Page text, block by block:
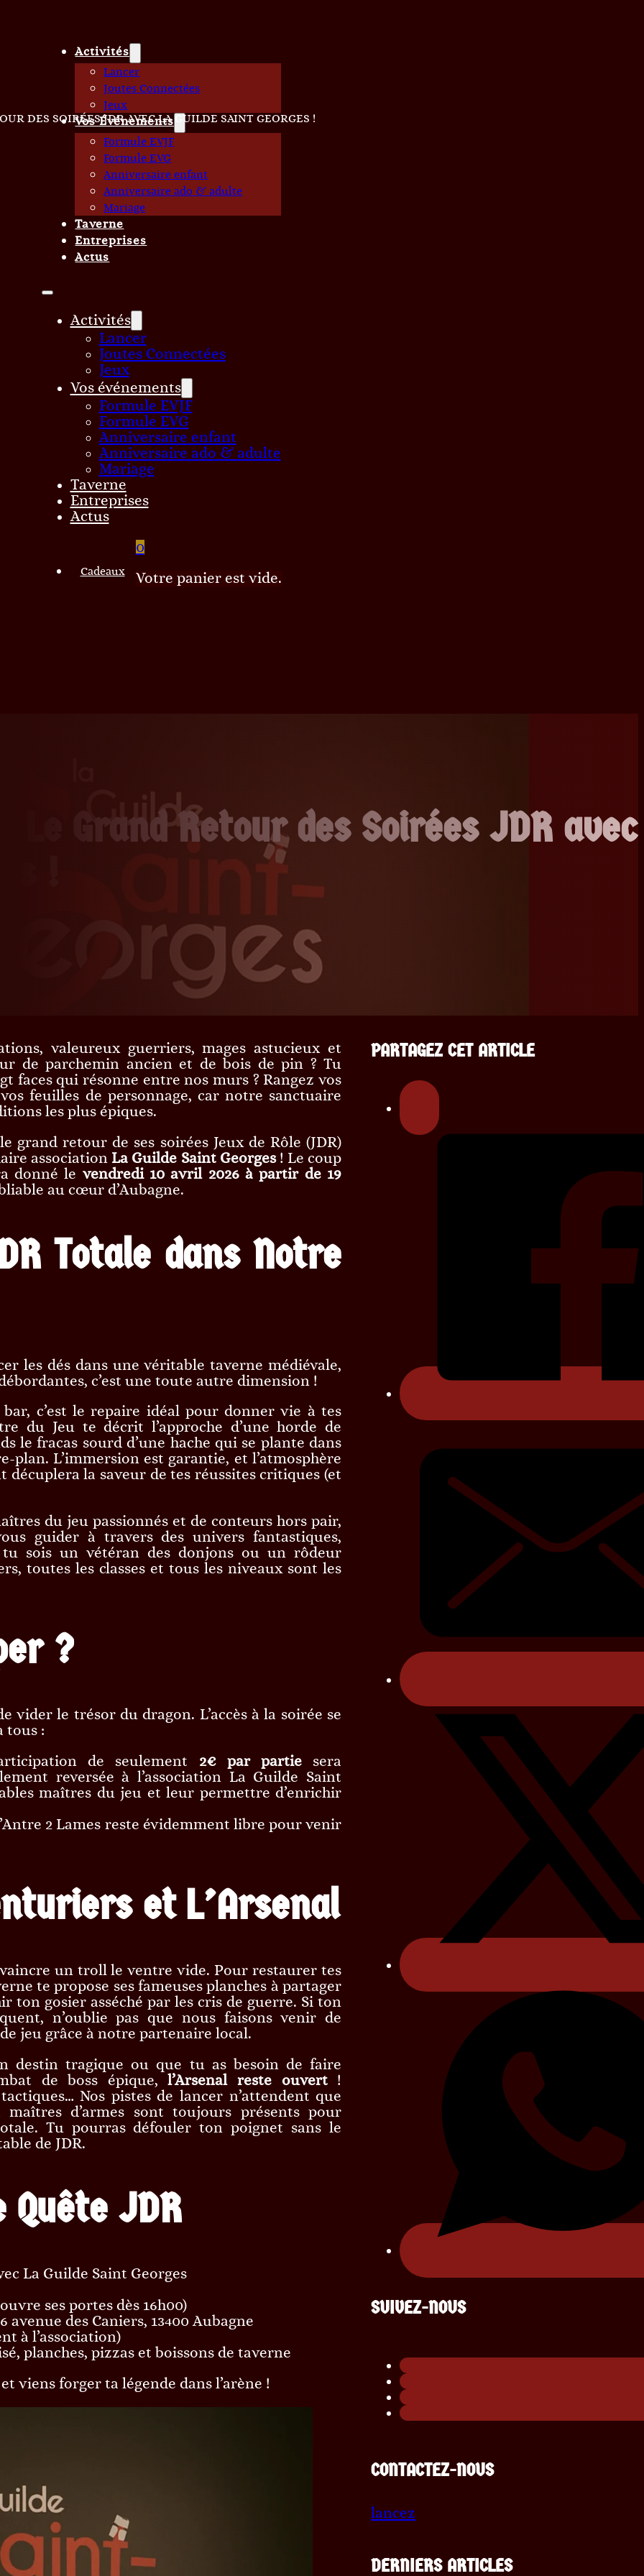
Activités
Lancer
Joutes Connectées
Jeux
Vos Événements
Formule EVJF
Formule EVG
Anniversaire enfant
Anniversaire ado & adulte
Mariage
Taverne
Entreprises
Actus
Activités
Lancer
Joutes Connectées
Jeux
Vos événements
Formule EVJF
Formule EVG
Anniversaire enfant
Anniversaire ado & adulte
Mariage
Taverne
Entreprises
Actus
Cadeaux
0
Votre panier est vide.
DES SOIRÉES JDR AVEC LA GUILDE SAINT GEORGES !
: Le Grand Retour des Soirées JDR
valeureux guerriers, mages astucieux et
de parchemin ancien et de bois de pin ? Tu
faces qui résonne entre nos murs ? Rangez vos
feuilles de personnage, car notre sanctuaire
les plus épiques.
grand retour de ses soirées Jeux de Rôle (JDR)
association La Guilde Saint Georges! Le coup
donné le vendredi 10 avril 2026 à partir de 19
au cœur d’Aubagne.
Totale dans Notre
les dés dans une véritable taverne médiévale,
c’est une toute autre dimension !
bar, c’est le repaire idéal pour donner vie à tes
du Jeu te décrit l’approche d’une horde de
le fracas sourd d’une hache qui se plante dans
L’immersion est garantie, et l’atmosphère
la saveur de tes réussites critiques (et
du jeu passionnés et de conteurs hors pair,
guider à travers des univers fantastiques,
sois un vétéran des donjons ou un rôdeur
toutes les classes et tous les niveaux sont les
?
vider le trésor du dragon. L’accès à la soirée se
tous :
de seulement 2€ par partiesera
reversée à l’association La Guilde Saint
maîtres du jeu et leur permettre d’enrichir
2 Lames reste évidemment libre pour venir
et L’Arsenal
un troll le ventre vide. Pour restaurer tes
te propose ses fameuses planches à partager
ton gosier asséché par les cris de guerre. Si ton
n’oublie pas que nous faisons venir de
jeu grâce à notre partenaire local.
destin tragique ou que tu as besoin de faire
de boss épique,l’Arsenal reste ouvert!
Nos pistes de lancer n’attendent que
d’armes sont toujours présents pour
Tu pourras défouler ton poignet sans le
de JDR.
JDR
La Guilde Saint Georges
ses portes dès 16h00)
avenue des Caniers, 13400 Aubagne
à l’association)
planches, pizzas et boissons de taverne
viens forger ta légende dans l’arène !
PARTAGEZ CET ARTICLE
SUIVEZ-NOUS
CONTACTEZ-NOUS
lancez
DERNIERS ARTICLES